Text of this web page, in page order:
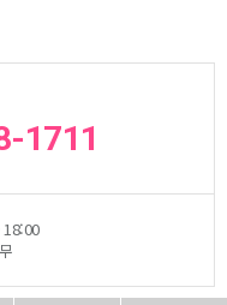
1711
18:00